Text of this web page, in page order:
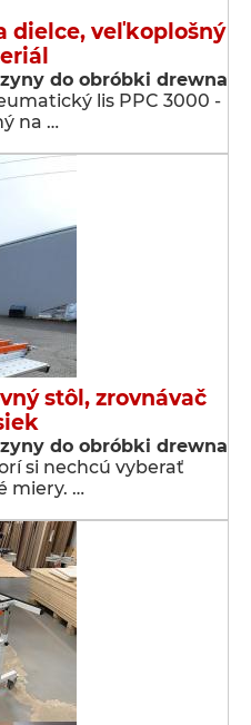
dielce, veľkoplošný
do obróbki drewna
lis PPC 3000 -
na …
stôl, zrovnávač
do obróbki drewna
si nechcú vyberať
miery. …